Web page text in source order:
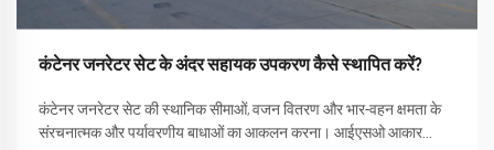
कंटेनर जनरेटर सेट के अंदर सहायक उपकरण कैसे स्थापित करें?
कंटेनर जनरेटर सेट की स्थानिक सीमाओं, वजन वितरण और भार-वहन क्षमता के
संरचनात्मक और पर्यावरणीय बाधाओं का आकलन करना। आईएसओ आकार